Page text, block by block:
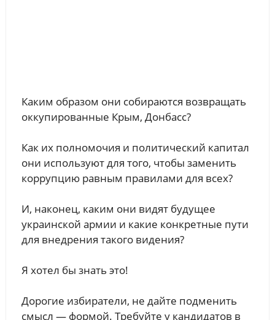
Каким образом они собираются возвращать
оккупированные Крым, Донбасс?
Как их полномочия и политический капитал
они используют для того, чтобы заменить
коррупцию равным правилами для всех?
И, наконец, каким они видят будущее
украинской армии и какие конкретные пути
для внедрения такого видения?
Я хотел бы знать это!
Дорогие избиратели, не дайте подменить
смысл — формой. Требуйте у кандидатов в